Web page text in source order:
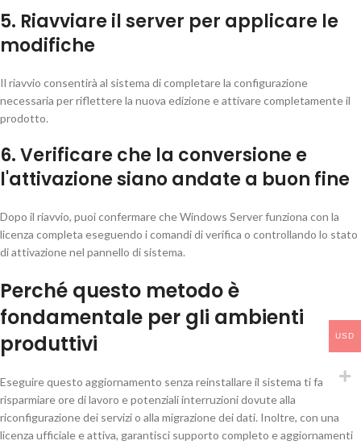
5. Riavviare il server per applicare le
modifiche
Il riavvio consentirà al sistema di completare la configurazione
necessaria per riflettere la nuova edizione e attivare completamente il
prodotto.
6. Verificare che la conversione e
l'attivazione siano andate a buon fine
Dopo il riavvio, puoi confermare che Windows Server funziona con la
licenza completa eseguendo i comandi di verifica o controllando lo stato
di attivazione nel pannello di sistema.
Perché questo metodo è
fondamentale per gli ambienti
produttivi
Eseguire questo aggiornamento senza reinstallare il sistema ti fa
risparmiare ore di lavoro e potenziali interruzioni dovute alla
riconfigurazione dei servizi o alla migrazione dei dati. Inoltre, con una
licenza ufficiale e attiva, garantisci supporto completo e aggiornamenti
USD